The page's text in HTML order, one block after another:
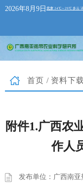
2026年8月9日
首页 / 资料下载
附件1.广西农
作人
发布单位：广西南